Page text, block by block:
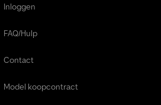
Inloggen
FAQ/Hulp
Contact
Model koopcontract